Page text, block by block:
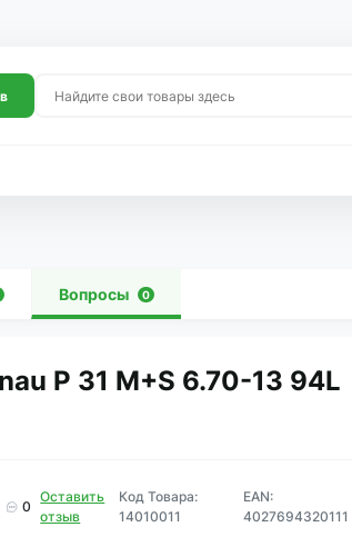
Вопросы 0
P 31 M+S 6.70-13 94L
0
Оставить
отзыв
Код Товара:
14010011
EAN:
4027694320111